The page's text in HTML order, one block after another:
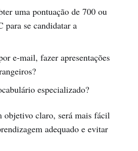
uma pontuação de 700 ou
para se candidatar a
e-mail, fazer apresentações
especializado?
claro, será mais fácil
adequado e evitar